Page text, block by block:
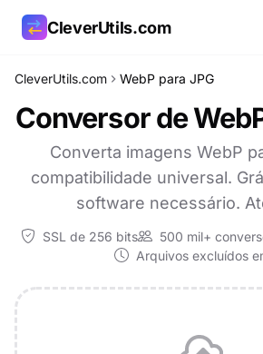
CleverUtils.com
CleverUtils.com WebP para JPG
Conversor de
Converta imagens WebP
compatibilidade universal.
software necessário.
SSL de 256 bits 500 mil+
Arquivos excluídos
Copiar link